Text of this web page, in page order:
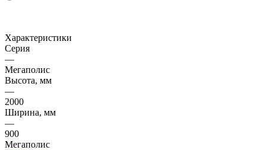
Характеристики
Серия
—
Мегаполис
Высота, мм
—
2000
Ширина, мм
—
900
Мегаполис